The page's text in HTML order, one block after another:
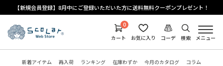
【新規会員登録】8月中にご登録いただいた方に送料無料クーポンプレゼント！
検索
コーデ
お気に入り
0
カート
メニュー
新着アイテム 再入荷 ランキング 在庫わずか 今月のカタログ コラム